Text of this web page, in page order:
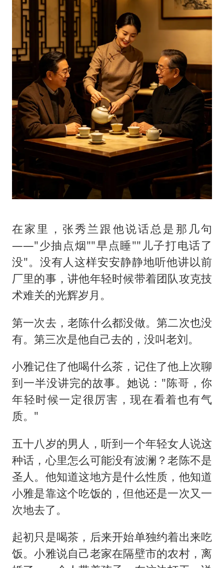
在家里，张秀兰跟他说话总是那几句
——"少抽点烟""早点睡""儿子打电话了
没"。没有人这样安安静静地听他讲以前
厂里的事，讲他年轻时候带着团队攻克技
术难关的光辉岁月。
第一次去，老陈什么都没做。第二次也没
有。第三次是他自己去的，没叫老刘。
小雅记住了他喝什么茶，记住了他上次聊
到一半没讲完的故事。她说："陈哥，你
年轻时候一定很厉害，现在看着也有气
质。"
五十八岁的男人，听到一个年轻女人说这
种话，心里怎么可能没有波澜？老陈不是
圣人。他知道这地方是什么性质，他知道
小雅是靠这个吃饭的，但他还是一次又一
次地去了。
起初只是喝茶，后来开始单独约着出来吃
饭。小雅说自己老家在隔壁市的农村，离